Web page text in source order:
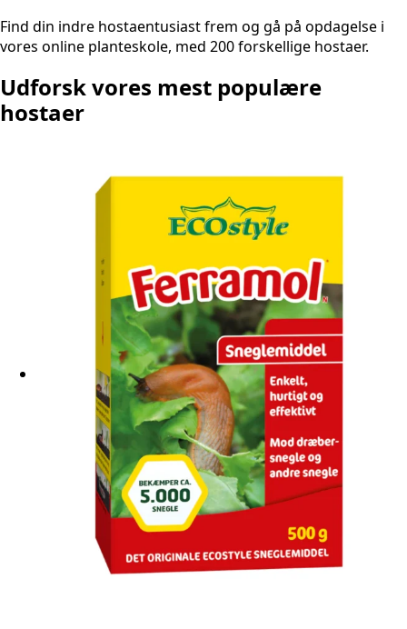
Find din indre hostaentusiast frem og gå på opdagelse i
vores online planteskole, med 200 forskellige hostaer.
Udforsk vores mest populære
hostaer